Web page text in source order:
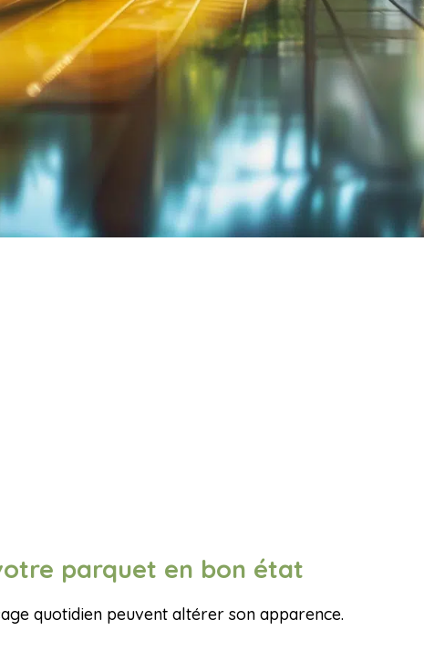
parquet en bon état
quotidien peuvent altérer son apparence.